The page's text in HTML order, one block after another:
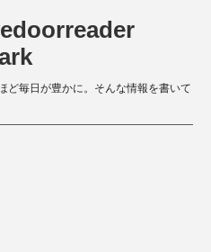
ど毎日が豊かに。そんな情報を書いて